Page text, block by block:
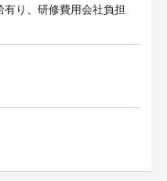
り、研修費用会社負担